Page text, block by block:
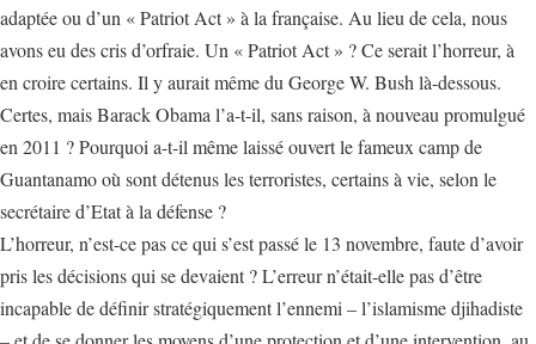
adaptée ou d’un « Patriot Act » à la française. Au lieu de cela, nous
avons eu des cris d’orfraie. Un « Patriot Act » ? Ce serait l’horreur, à
en croire certains. Il y aurait même du George W. Bush là-dessous.
Certes, mais Barack Obama l’a-t-il, sans raison, à nouveau promulgué
en 2011 ? Pourquoi a-t-il même laissé ouvert le fameux camp de
Guantanamo où sont détenus les terroristes, certains à vie, selon le
secrétaire d’Etat à la défense ?
L’horreur, n’est-ce pas ce qui s’est passé le 13 novembre, faute d’avoir
pris les décisions qui se devaient ? L’erreur n’était-elle pas d’être
incapable de définir stratégiquement l’ennemi – l’islamisme djihadiste